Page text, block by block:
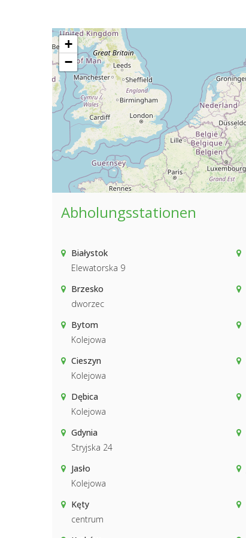
+
−
Abholungsstationen
Białystok
Elewatorska 9
Brzesko
dworzec
Bytom
Kolejowa
Cieszyn
Kolejowa
Dębica
Kolejowa
Gdynia
Stryjska 24
Jasło
Kolejowa
Kęty
centrum